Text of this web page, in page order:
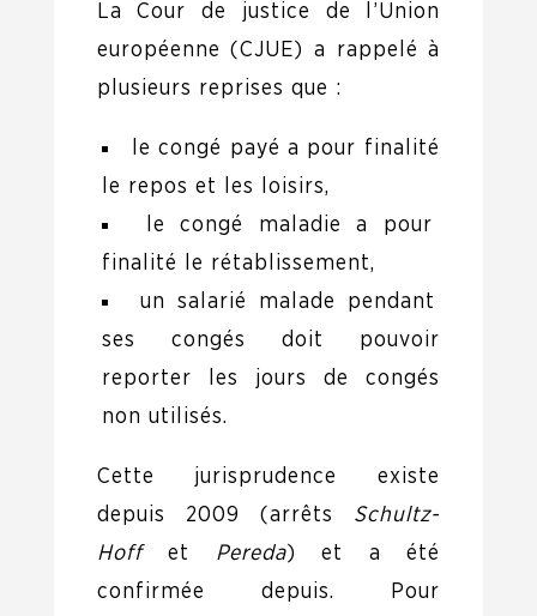
La Cour de justice de l’Union
européenne (CJUE) a rappelé à
plusieurs reprises que :
le congé payé a pour finalité
le repos et les loisirs,
le congé maladie a pour
finalité le rétablissement,
un salarié malade pendant
ses congés doit pouvoir
reporter les jours de congés
non utilisés.
Cette jurisprudence existe
depuis 2009 (arrêts Schultz-
Hoffet Pereda) et a été
confirmée depuis. Pour